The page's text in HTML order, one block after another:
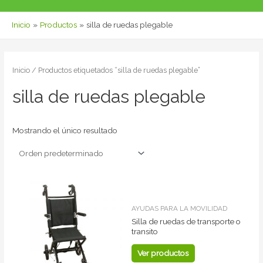
Inicio Productos silla de ruedas plegable
Inicio / Productos etiquetados “silla de ruedas plegable”
silla de ruedas plegable
Mostrando el único resultado
AYUDAS PARA LA MOVILIDAD
Silla de ruedas de transporte o
transito
Ver productos